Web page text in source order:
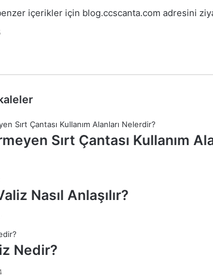
içerikler için blog.ccscanta.com adresini
Sırt Çantası Kullanım
Nasıl Anlaşılır?
Nedir?